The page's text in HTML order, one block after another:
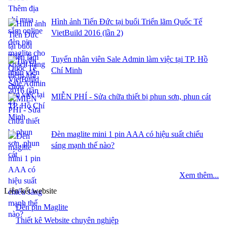
Hình ảnh Tiến Đức tại buổi Triển lãm Quốc Tế
VietBuild 2016 (lần 2)
Tuyển nhân viên Sale Admin làm việc tại TP. Hồ
Chí Minh
MIỄN PHÍ - Sửa chữa thiết bị phun sơn, phun cát
Đèn maglite mini 1 pin AAA có hiệu suất chiếu
sáng mạnh thế nào?
Xem thêm...
Liên kết website
Đèn pin Maglite
Thiết kê Website chuyên nghiệp